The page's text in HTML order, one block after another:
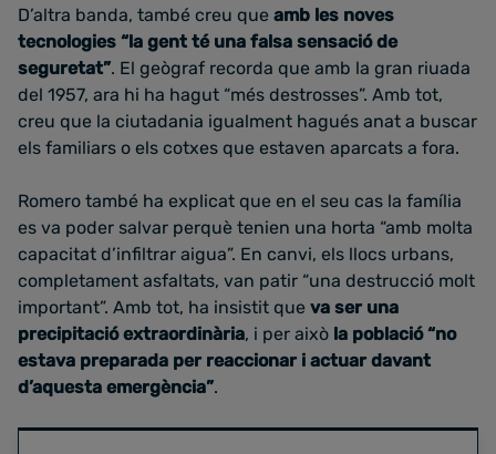
D’altra banda, també creu que amb les noves
tecnologies “la gent té una falsa sensació de
seguretat”. El geògraf recorda que amb la gran riuada
del 1957, ara hi ha hagut “més destrosses”. Amb tot,
creu que la ciutadania igualment hagués anat a buscar
els familiars o els cotxes que estaven aparcats a fora.
Romero també ha explicat que en el seu cas la família
es va poder salvar perquè tenien una horta “amb molta
capacitat d’infiltrar aigua”. En canvi, els llocs urbans,
completament asfaltats, van patir “una destrucció molt
important”. Amb tot, ha insistit que va ser una
precipitació extraordinària, i per això la població “no
estava preparada per reaccionar i actuar davant
d’aquesta emergència”.